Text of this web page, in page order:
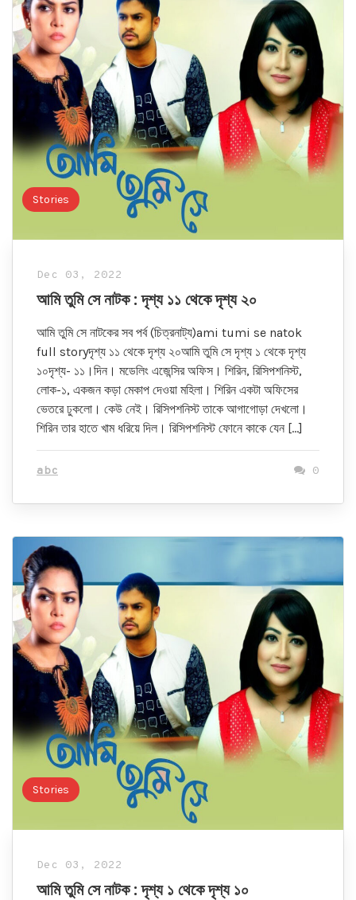
Stories
Dec 03, 2022
আমি তুমি সে নাটক : দৃশ্য ১১ থেকে দৃশ্য ২০
আমি তুমি সে নাটকের সব পর্ব (চিত্রনাট্য)ami tumi se natok
full storyদৃশ্য ১১ থেকে দৃশ্য ২০আমি তুমি সে দৃশ্য ১ থেকে দৃশ্য
১০দৃশ্য- ১১।দিন। মডেলিং এজেন্সির অফিস। শিরিন, রিসিপশনিস্ট,
লোক-১, একজন কড়া মেকাপ দেওয়া মহিলা। শিরিন একটা অফিসের
ভেতরে ঢুকলো। কেউ নেই। রিসিপশনিস্ট তাকে আগাগোড়া দেখলো।
শিরিন তার হাতে খাম ধরিয়ে দিল। রিসিপশনিস্ট ফোনে কাকে যেন […]
abc 0
Stories
Dec 03, 2022
আমি তুমি সে নাটক : দৃশ্য ১ থেকে দৃশ্য ১০